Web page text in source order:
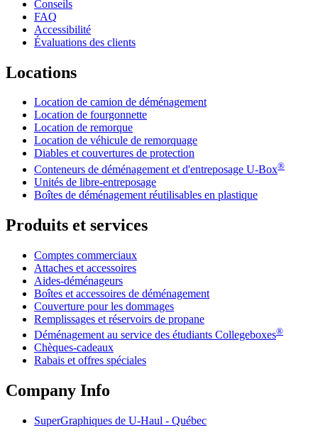
Conseils
FAQ
Accessibilité
Évaluations des clients
Locations
Location de camion de déménagement
Location de fourgonnette
Location de remorque
Location de véhicule de remorquage
Diables et couvertures de protection
Conteneurs de déménagement et d'entreposage U-Box®
Unités de libre-entreposage
Boîtes de déménagement réutilisables en plastique
Produits et services
Comptes commerciaux
Attaches et accessoires
Aides-déménageurs
Boîtes et accessoires de déménagement
Couverture pour les dommages
Remplissages et réservoirs de propane
Déménagement au service des étudiants Collegeboxes®
Chèques-cadeaux
Rabais et offres spéciales
Company Info
SuperGraphiques de U-Haul - Québec